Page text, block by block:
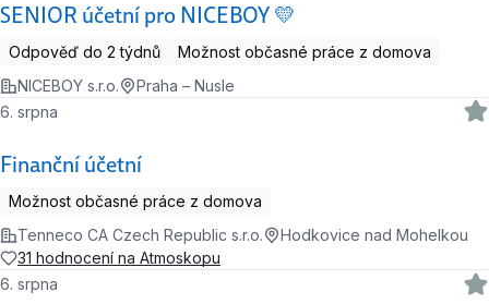
SENIOR účetní pro NICEBOY 💛
Odpověď do 2 týdnů
Možnost občasné práce z domova
NICEBOY s.r.o.
Praha – Nusle
Finanční účetní
6. srpna
Možnost občasné práce z domova
Tenneco CA Czech Republic s.r.o.
Hodkovice nad Mohelkou
31 hodnocení na Atmoskopu
6. srpna